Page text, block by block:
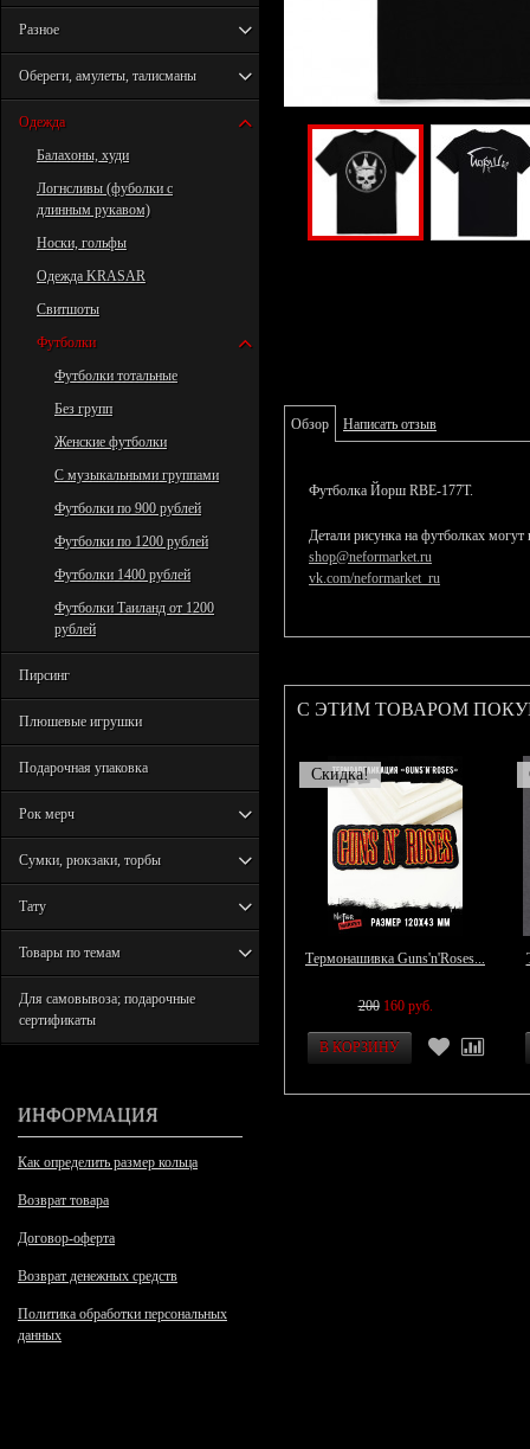
Разное
Обереги, амулеты, талисманы
Одежда
Балахоны, худи
Логнсливы (фуболки с
длинным рукавом)
Носки, гольфы
Одежда KRASAR
Свитшоты
Футболки
Футболки тотальные
Без групп
Женские футболки
С музыкальными группами
Футболки по 900 рублей
Футболки по 1200 рублей
Футболки 1400 рублей
Футболки Таиланд от 1200
рублей
Пирсинг
Плюшевые игрушки
Подарочная упаковка
Рок мерч
Сумки, рюкзаки, торбы
Тату
Товары по темам
Для самовывоза; подарочные
сертификаты
ИНФОРМАЦИЯ
Как определить размер кольца
Возврат товара
Договор-оферта
Возврат денежных средств
Политика обработки персональных
данных
Обзор Написать отзыв
Футболка Йорш RBE-177T.
Детали рисунка на футболках
shop@neformarket.ru
vk.com/neformarket_ru
С ЭТИМ ТОВАРОМ
Скидка!
Термонашивка Guns'n'Roses...
200 160 руб.